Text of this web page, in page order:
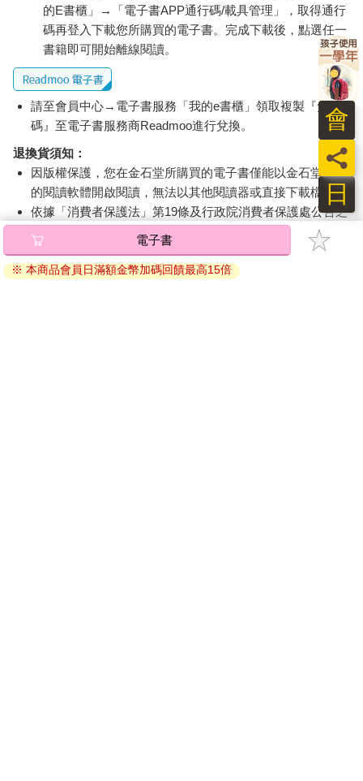
的E書櫃」→「電子書APP通行碼/載具管理」，取得通行
碼再登入下載您所購買的電子書。完成下載後，點選任一
書籍即可開始離線閱讀。
請至會員中心→電子書服務「我的e書櫃」領取複製『兌換
碼』至電子書服務商Readmoo進行兌換。
退換貨須知：
因版權保護，您在金石堂所購買的電子書僅能以金石堂專屬
的閱讀軟體開啟閱讀，無法以其他閱讀器或直接下載檔案。
依據「消費者保護法」第19條及行政院消費者保護處公告之
「通訊交易解除權合理例外情事適用準則」，非以有形媒介
提供之數位內容或一經提供即為完成之線上服務，經消費者
事先同意始提供。（如：電子書、電子雜誌、下載版軟體、
電子書
※ 本商品會員日滿額金幣加碼回饋最高15倍
日
員
會